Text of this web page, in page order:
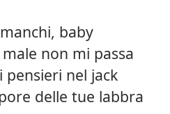
baby
non mi passa
pensieri nel jack
delle tue labbra